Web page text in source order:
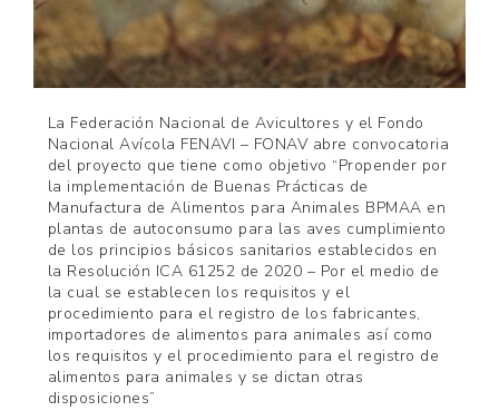
La Federación Nacional de Avicultores y el Fondo
Nacional Avícola FENAVI – FONAV abre convocatoria
del proyecto que tiene como objetivo “Propender por
la implementación de Buenas Prácticas de
Manufactura de Alimentos para Animales BPMAA en
plantas de autoconsumo para las aves cumplimiento
de los principios básicos sanitarios establecidos en
la Resolución ICA 61252 de 2020 – Por el medio de
la cual se establecen los requisitos y el
procedimiento para el registro de los fabricantes,
importadores de alimentos para animales así como
los requisitos y el procedimiento para el registro de
alimentos para animales y se dictan otras
disposiciones”